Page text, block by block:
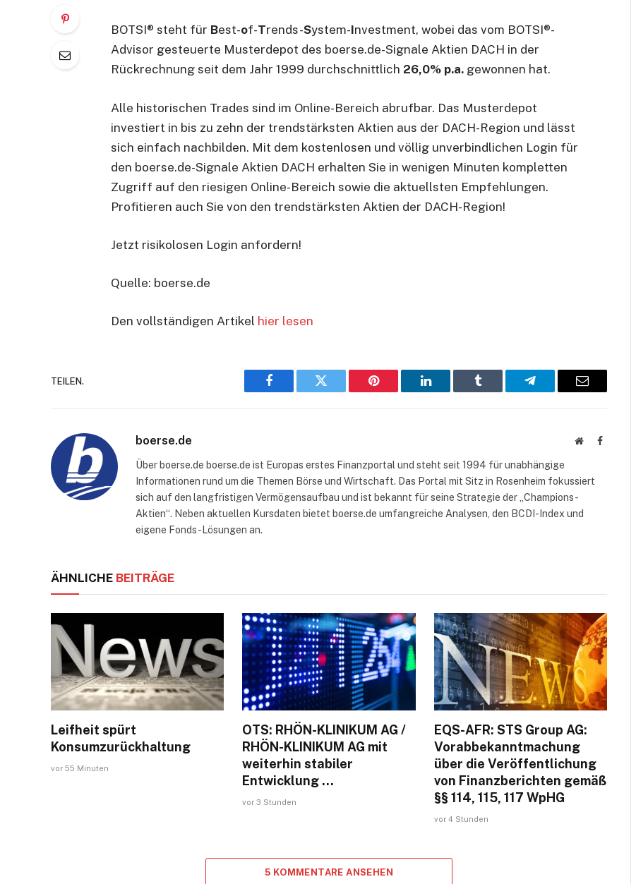
BOTSI® steht für Best-of-Trends-System-Investment, wobei das vom BOTSI®-
Advisor gesteuerte Musterdepot des boerse.de-Signale Aktien DACH in der
Rückrechnung seit dem Jahr 1999 durchschnittlich 26,0% p.a. gewonnen hat.
Alle historischen Trades sind im Online-Bereich abrufbar. Das Musterdepot
investiert in bis zu zehn der trendstärksten Aktien aus der DACH-Region und lässt
sich einfach nachbilden. Mit dem kostenlosen und völlig unverbindlichen Login für
den boerse.de-Signale Aktien DACH erhalten Sie in wenigen Minuten kompletten
Zugriff auf den riesigen Online-Bereich sowie die aktuellsten Empfehlungen.
Profitieren auch Sie von den trendstärksten Aktien der DACH-Region!
Jetzt risikolosen Login anfordern!
Quelle: boerse.de
Den vollständigen Artikel hier lesen
TEILEN.
Facebook Twitter Pinterest LinkedIn Tumblr Telegram E-
boerse.de WebsiteFacebook
Über boerse.de boerse.de ist Europas erstes Finanzportal und steht seit 1994 für unabhängige
Informationen rund um die Themen Börse und Wirtschaft. Das Portal mit Sitz in Rosenheim fokussiert
sich auf den langfristigen Vermögensaufbau und ist bekannt für seine Strategie der „Champions-
Aktien“. Neben aktuellen Kursdaten bietet boerse.de umfangreiche Analysen, den BCDI-Index und
eigene Fonds-Lösungen an.
ÄHNLICHE BEITRÄGE
Leifheit spürt
Konsumzurückhaltung
vor 55 Minuten
OTS: RHÖN-KLINIKUM AG /
RHÖN-KLINIKUM AG mit
weiterhin stabiler
Entwicklung …
vor 3 Stunden
EQS-AFR: STS Group AG:
Vorabbekanntmachung
über die Veröffentlichung
von Finanzberichten gemäß
§§ 114, 115, 117 WpHG
vor 4 Stunden
5 KOMMENTARE ANSEHEN